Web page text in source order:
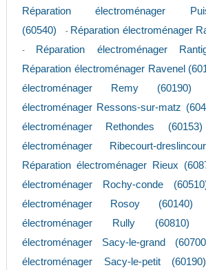
Réparation électroménager
(60540)
- Réparation électroménager
- Réparation électroménager
Réparation électroménager Ravenel
électroménager Remy (60190)
électroménager Ressons-sur-matz
électroménager Rethondes (60153)
électroménager Ribecourt-
Réparation électroménager Rieux
électroménager Rochy-conde
électroménager Rosoy (60140)
électroménager Rully (60810)
électroménager Sacy-le-grand
électroménager Sacy-le-petit (60190)